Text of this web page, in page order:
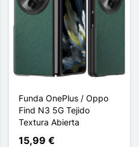
Funda OnePlus / Oppo
Find N3 5G Tejido
Textura Abierta
15,99 €